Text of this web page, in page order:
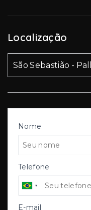
Nome
Telefone
E-mail
Localização
São Sebastião -